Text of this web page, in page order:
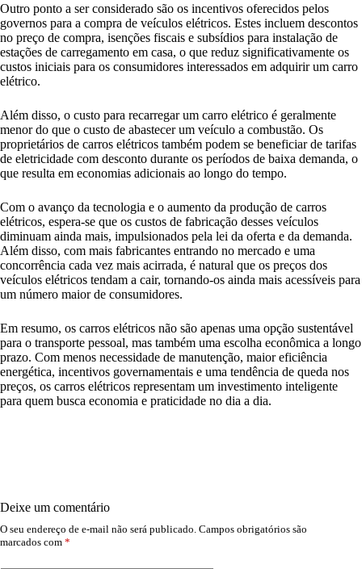
Outro ponto a ser considerado são os incentivos oferecidos pelos
governos para a compra de veículos elétricos. Estes incluem descontos
no preço de compra, isenções fiscais e subsídios para instalação de
estações de carregamento em casa, o que reduz significativamente os
custos iniciais para os consumidores interessados em adquirir um carro
elétrico.
Além disso, o custo para recarregar um carro elétrico é geralmente
menor do que o custo de abastecer um veículo a combustão. Os
proprietários de carros elétricos também podem se beneficiar de tarifas
de eletricidade com desconto durante os períodos de baixa demanda, o
que resulta em economias adicionais ao longo do tempo.
Com o avanço da tecnologia e o aumento da produção de carros
elétricos, espera-se que os custos de fabricação desses veículos
diminuam ainda mais, impulsionados pela lei da oferta e da demanda.
Além disso, com mais fabricantes entrando no mercado e uma
concorrência cada vez mais acirrada, é natural que os preços dos
veículos elétricos tendam a cair, tornando-os ainda mais acessíveis para
um número maior de consumidores.
Em resumo, os carros elétricos não são apenas uma opção sustentável
para o transporte pessoal, mas também uma escolha econômica a longo
prazo. Com menos necessidade de manutenção, maior eficiência
energética, incentivos governamentais e uma tendência de queda nos
preços, os carros elétricos representam um investimento inteligente
para quem busca economia e praticidade no dia a dia.
Deixe um comentário
O seu endereço de e-mail não será publicado. Campos obrigatórios são
marcados com *